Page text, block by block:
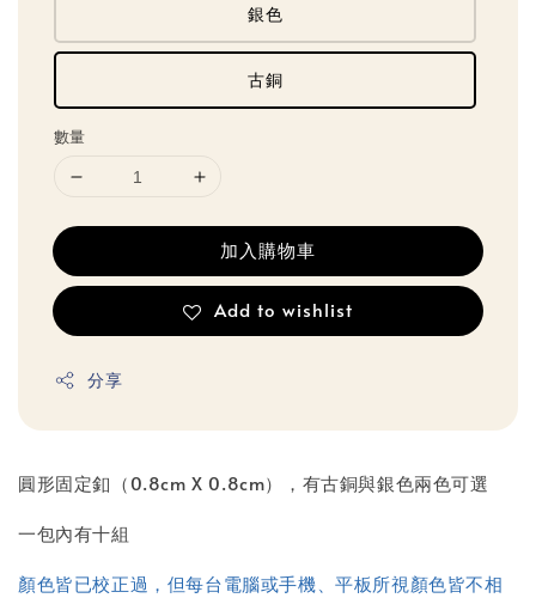
銀色
古銅
數量
加入購物車
Add to wishlist
分享
圓形固定釦（0.8cm X 0.8cm），有古銅與銀色兩色可選
一包內有十組
顏色皆已校正過，但每台電腦或手機、平板所視顏色皆不相